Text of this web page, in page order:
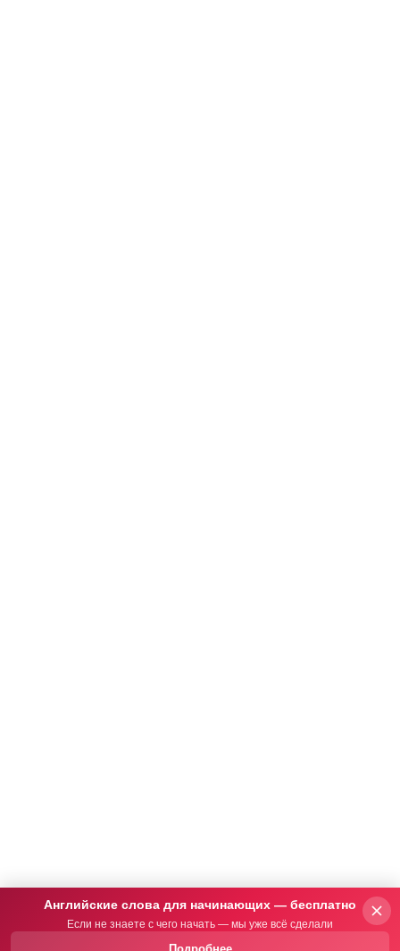
Английские слова для начинающих — бесплатно
Если не знаете с чего начать — мы уже всё сделали